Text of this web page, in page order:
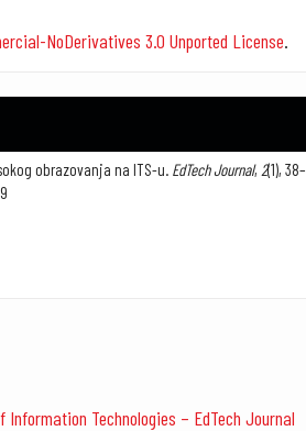
NoDerivatives 3.0 Unported License.
obrazovanja na ITS-u. EdTech Journal, 2(1), 38–
Technologies – EdTech Journal